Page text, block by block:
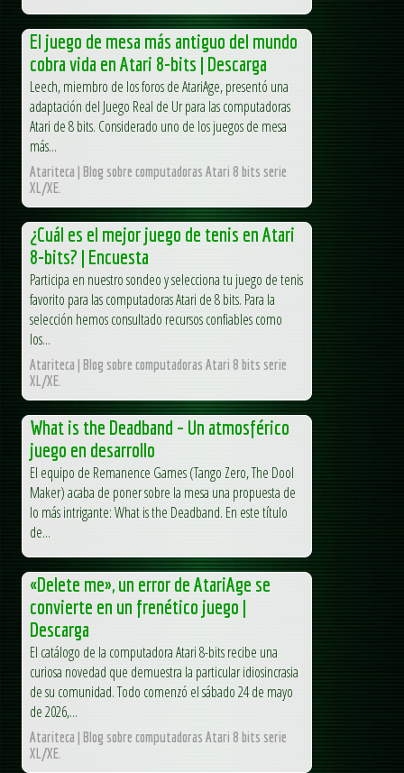
El juego de mesa más antiguo del mundo
cobra vida en Atari 8-bits | Descarga
Leech, miembro de los foros de AtariAge, presentó una
adaptación del Juego Real de Ur para las computadoras
Atari de 8 bits. Considerado uno de los juegos de mesa
más...
Atariteca | Blog sobre computadoras Atari 8 bits serie
XL/XE.
¿Cuál es el mejor juego de tenis en Atari
8-bits? | Encuesta
Participa en nuestro sondeo y selecciona tu juego de tenis
favorito para las computadoras Atari de 8 bits. Para la
selección hemos consultado recursos confiables como
los...
Atariteca | Blog sobre computadoras Atari 8 bits serie
XL/XE.
What is the Deadband – Un atmosférico
juego en desarrollo
El equipo de Remanence Games (Tango Zero, The Dool
Maker) acaba de poner sobre la mesa una propuesta de
lo más intrigante: What is the Deadband. En este título
de...
«Delete me», un error de AtariAge se
convierte en un frenético juego |
Descarga
El catálogo de la computadora Atari 8-bits recibe una
curiosa novedad que demuestra la particular idiosincrasia
de su comunidad. Todo comenzó el sábado 24 de mayo
de 2026,...
Atariteca | Blog sobre computadoras Atari 8 bits serie
XL/XE.